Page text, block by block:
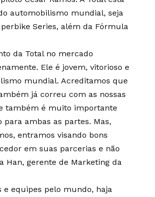
automobilismo mundial, seja
Series, além da Fórmula
da Total no mercado
Ele é jovem, vitorioso e
mundial. Acreditamos que
já correu com as nossas
também é muito importante
para ambas as partes. Mas,
entramos visando bons
em suas parcerias e não
Han, gerente de Marketing da
equipes pelo mundo, haja